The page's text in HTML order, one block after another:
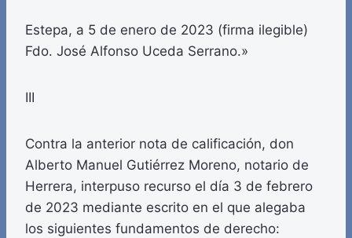
Estepa, a 5 de enero de 2023 (firma ilegible)
Fdo. José Alfonso Uceda Serrano.»
III
Contra la anterior nota de calificación, don
Alberto Manuel Gutiérrez Moreno, notario de
Herrera, interpuso recurso el día 3 de febrero
de 2023 mediante escrito en el que alegaba
los siguientes fundamentos de derecho: